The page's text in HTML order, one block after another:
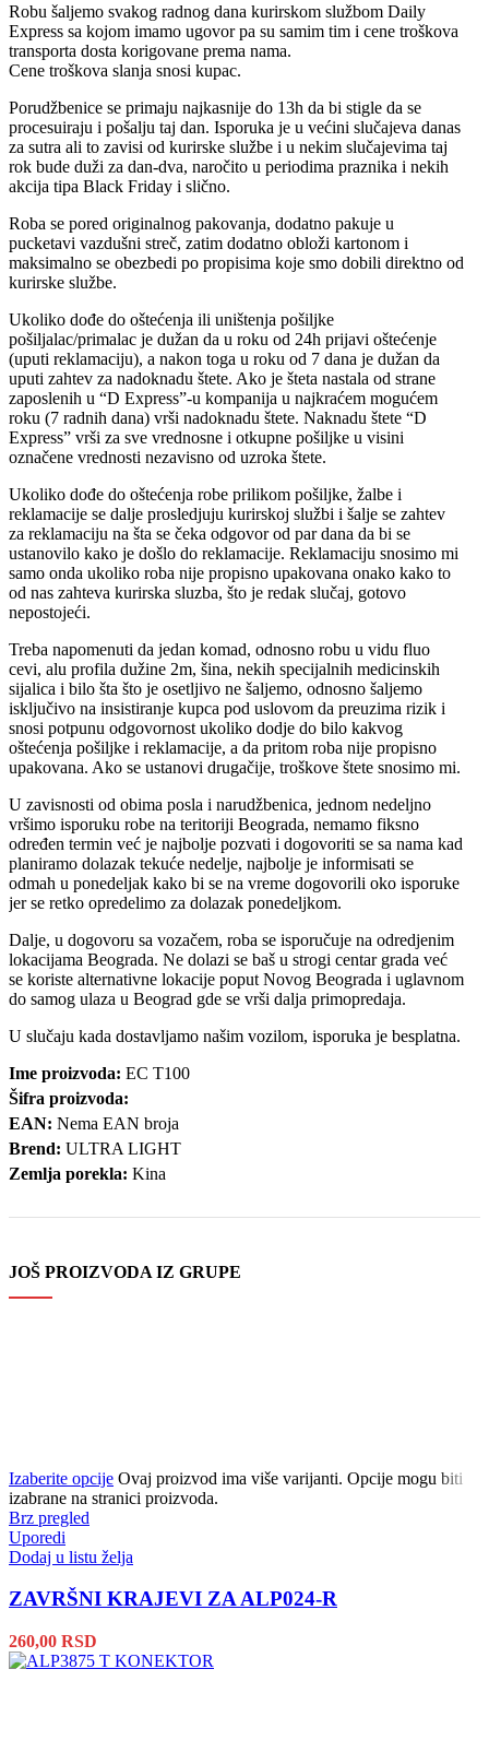
Robu šaljemo svakog radnog dana kurirskom službom Daily
Express sa kojom imamo ugovor pa su samim tim i cene troškova
transporta dosta korigovane prema nama.
Cene troškova slanja snosi kupac.
Porudžbenice se primaju najkasnije do 13h da bi stigle da se
procesuiraju i pošalju taj dan. Isporuka je u većini slučajeva danas
za sutra ali to zavisi od kurirske službe i u nekim slučajevima taj
rok bude duži za dan-dva, naročito u periodima praznika i nekih
akcija tipa Black Friday i slično.
Roba se pored originalnog pakovanja, dodatno pakuje u
pucketavi vazdušni streč, zatim dodatno obloži kartonom i
maksimalno se obezbedi po propisima koje smo dobili direktno od
kurirske službe.
Ukoliko dođe do oštećenja ili uništenja pošiljke
pošiljalac/primalac je dužan da u roku od 24h prijavi oštećenje
(uputi reklamaciju), a nakon toga u roku od 7 dana je dužan da
uputi zahtev za nadoknadu štete. Ako je šteta nastala od strane
zaposlenih u “D Express”-u kompanija u najkraćem mogućem
roku (7 radnih dana) vrši nadoknadu štete. Naknadu štete “D
Express” vrši za sve vrednosne i otkupne pošiljke u visini
označene vrednosti nezavisno od uzroka štete.
Ukoliko dođe do oštećenja robe prilikom pošiljke, žalbe i
reklamacije se dalje prosledjuju kurirskoj službi i šalje se zahtev
za reklamaciju na šta se čeka odgovor od par dana da bi se
ustanovilo kako je došlo do reklamacije. Reklamaciju snosimo mi
samo onda ukoliko roba nije propisno upakovana onako kako to
od nas zahteva kurirska sluzba, što je redak slučaj, gotovo
nepostojeći.
Treba napomenuti da jedan komad, odnosno robu u vidu fluo
cevi, alu profila dužine 2m, šina, nekih specijalnih medicinskih
sijalica i bilo šta što je osetljivo ne šaljemo, odnosno šaljemo
isključivo na insistiranje kupca pod uslovom da preuzima rizik i
snosi potpunu odgovornost ukoliko dodje do bilo kakvog
oštećenja pošiljke i reklamacije, a da pritom roba nije propisno
upakovana. Ako se ustanovi drugačije, troškove štete snosimo mi.
U zavisnosti od obima posla i narudžbenica, jednom nedeljno
vršimo isporuku robe na teritoriji Beograda, nemamo fiksno
određen termin već je najbolje pozvati i dogovoriti se sa nama kad
planiramo dolazak tekuće nedelje, najbolje je informisati se
odmah u ponedeljak kako bi se na vreme dogovorili oko isporuke
jer se retko opredelimo za dolazak ponedeljkom.
Dalje, u dogovoru sa vozačem, roba se isporučuje na odredjenim
lokacijama Beograda. Ne dolazi se baš u strogi centar grada već
se koriste alternativne lokacije poput Novog Beograda i uglavnom
do samog ulaza u Beograd gde se vrši dalja primopredaja.
U slučaju kada dostavljamo našim vozilom, isporuka je besplatna.
Ime proizvoda: EC T100
Šifra proizvoda:
EAN: Nema EAN broja
Brend: ULTRA LIGHT
Zemlja porekla: Kina
JOŠ PROIZVODA IZ GRUPE
Izaberite opcije Ovaj proizvod ima više varijanti. Opcije mogu biti
izabrane na stranici proizvoda.
Brz pregled
Uporedi
Dodaj u listu želja
ZAVRŠNI KRAJEVI ZA ALP024-R
260,00 RSD